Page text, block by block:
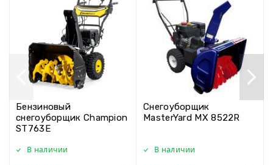
Бензиновый
снегоуборщик Champion
ST763E
В наличии
Снегоуборщик
MasterYard MX 8522R
В наличии